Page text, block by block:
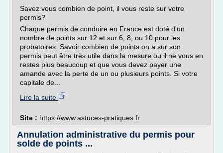
Savez vous combien de point, il vous reste sur votre
permis?
Chaque permis de conduire en France est doté d'un
nombre de points sur 12 et sur 6, 8, ou 10 pour les
probatoires. Savoir combien de points on a sur son
permis peut être très utile dans la mesure ou il ne vous en
restes plus beaucoup et que vous devez payer une
amande avec la perte de un ou plusieurs points. Si votre
capitale de...
Lire la suite
Site : https://www.astuces-pratiques.fr
Annulation administrative du permis pour
solde de points ...